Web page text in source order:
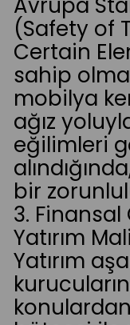
(Safety of
Certain
sahip
mobilya
ağız
eğilimleri
bir
3.
Yatırım
Yatırım